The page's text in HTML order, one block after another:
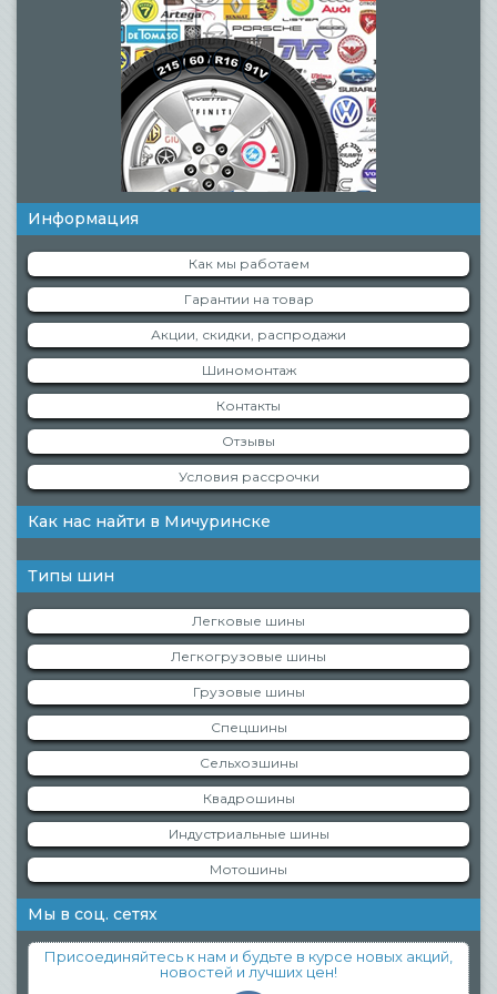
Информация
Как мы работаем
Гарантии на товар
Акции, скидки, распродажи
Шиномонтаж
Контакты
Отзывы
Условия рассрочки
Как нас найти в Мичуринске
Типы шин
Легковые шины
Легкогрузовые шины
Грузовые шины
Спецшины
Сельхозшины
Квадрошины
Индустриальные шины
Мотошины
Мы в соц. сетях
Присоединяйтесь к нам и будьте в курсе новых акций,
новостей и лучших цен!